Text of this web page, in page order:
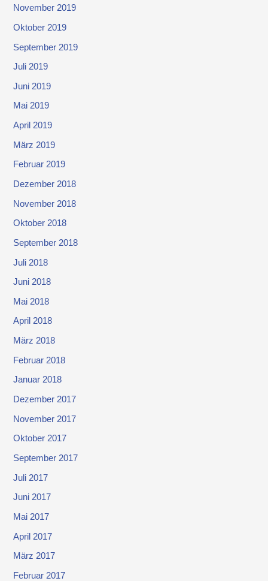
November 2019
Oktober 2019
September 2019
Juli 2019
Juni 2019
Mai 2019
April 2019
März 2019
Februar 2019
Dezember 2018
November 2018
Oktober 2018
September 2018
Juli 2018
Juni 2018
Mai 2018
April 2018
März 2018
Februar 2018
Januar 2018
Dezember 2017
November 2017
Oktober 2017
September 2017
Juli 2017
Juni 2017
Mai 2017
April 2017
März 2017
Februar 2017